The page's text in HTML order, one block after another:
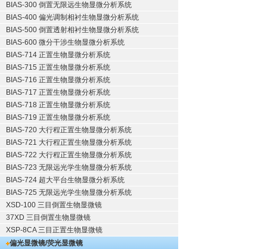
BIAS-300 倒置无限远生物显微分析系统
BIAS-400 偏光调制相衬生物显微分析系统
BIAS-500 倒置透射相衬生物显微分析系统
BIAS-600 微分干涉生物显微分析系统
BIAS-714 正置生物显微分析系统
BIAS-715 正置生物显微分析系统
BIAS-716 正置生物显微分析系统
BIAS-717 正置生物显微分析系统
BIAS-718 正置生物显微分析系统
BIAS-719 正置生物显微分析系统
BIAS-720 大行程正置生物显微分析系统
BIAS-721 大行程正置生物显微分析系统
BIAS-722 大行程正置生物显微分析系统
BIAS-723 无限远光学生物显微分析系统
BIAS-724 超大平台生物显微分析系统
BIAS-725 无限远光学生物显微分析系统
XSD-100 三目倒置生物显微镜
37XD 三目倒置生物显微镜
XSP-8CA 三目正置生物显微镜
偏光显微镜/荧光显微镜